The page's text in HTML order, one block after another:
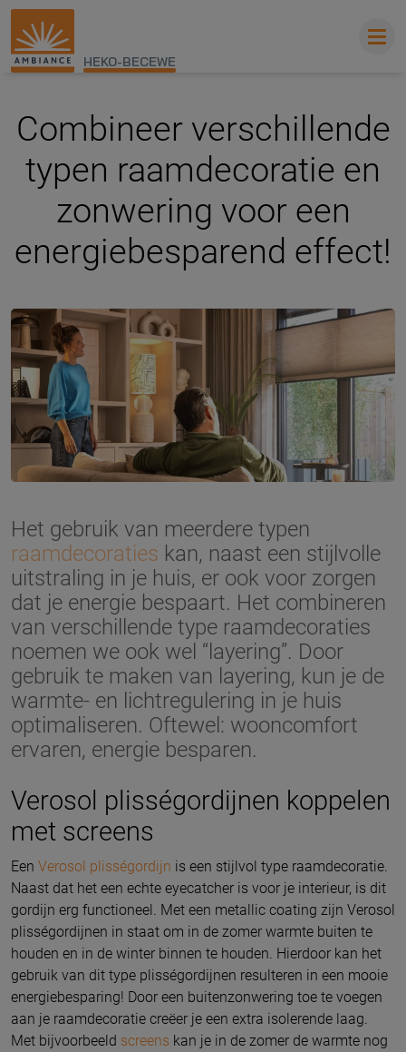
HEKO-BECEWE
Combineer verschillende
typen raamdecoratie en
zonwering voor een
energiebesparend effect!
Het gebruik van meerdere typen
raamdecoraties kan, naast een stijlvolle
uitstraling in je huis, er ook voor zorgen
dat je energie bespaart. Het combineren
van verschillende type raamdecoraties
noemen we ook wel “layering”. Door
gebruik te maken van layering, kun je de
warmte- en lichtregulering in je huis
optimaliseren. Oftewel: wooncomfort
ervaren, energie besparen.
Verosol plisségordijnen koppelen
met screens
Een Verosol plisségordijn is een stijlvol type raamdecoratie.
Naast dat het een echte eyecatcher is voor je interieur, is dit
gordijn erg functioneel. Met een metallic coating zijn Verosol
plisségordijnen in staat om in de zomer warmte buiten te
houden en in de winter binnen te houden. Hierdoor kan het
gebruik van dit type plisségordijnen resulteren in een mooie
energiebesparing! Door een buitenzonwering toe te voegen
aan je raamdecoratie creëer je een extra isolerende laag.
Met bijvoorbeeld screens kan je in de zomer de warmte nog